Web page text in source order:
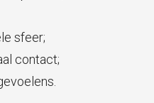
sfeer;
contact;